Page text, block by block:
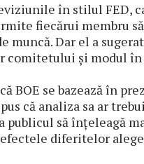
în stilul FED,
fiecărui membru
muncă.Dar el a
şi modul
BOE se bazează în
că analiza sa ar
publicul să înţeleagă
diferitelor